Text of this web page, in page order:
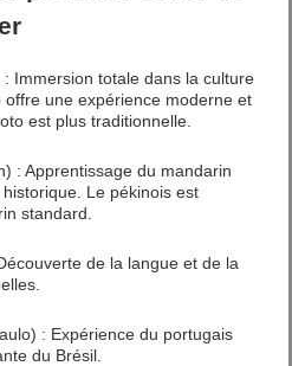
Immersion totale dans la culture
une expérience moderne et
est plus traditionnelle.
: Apprentissage du mandarin
Le pékinois est
standard.
de la langue et de la
: Expérience du portugais
du Brésil.